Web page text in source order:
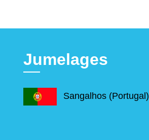
Jumelages
Sangalhos (Portugal)